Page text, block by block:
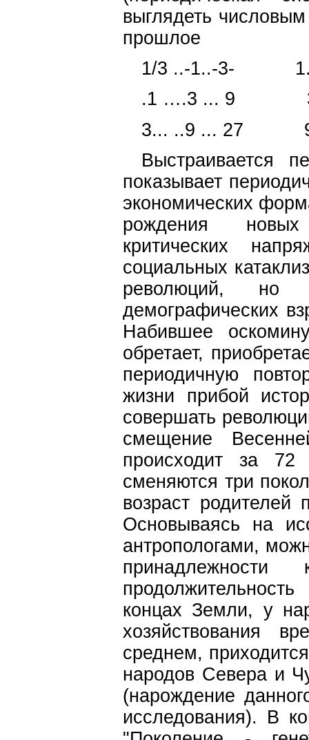
выглядеть
прошлое
1/3 ..-1..-3-
.1 ….3 ... 9 3
3... ..9 ... 27 9
Выстраивается
показывает
экономических
рождения новых
критических
социальных
революций, но
демографических
Набившее
обретает,
периодичную
жизни прибой
совершать
смещение
происходит за 72
сменяются три
возраст родителей
Основываясь на
антропологами,
концах Земли, у
хозяйствования
среднем,
народов Севера и
(нарождение
исследования). В